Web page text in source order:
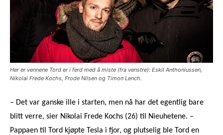
Her er vennene Tord er i ferd med å miste (fra venstre): Eskil Anthoniussen,
Nikolai Frede Kochs, Frode Nilsen og Timon Lench.
– Det var ganske ille i starten, men nå har det egentlig bare
blitt verre, sier Nikolai Frede Kochs (26) til Nieuhetene. –
Pappaen til Tord kjøpte Tesla i fjor, og plutselig ble Tord en